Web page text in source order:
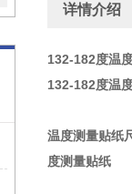
详情介绍
132-182度温
132-182度温
温度测量贴纸
度测量贴纸